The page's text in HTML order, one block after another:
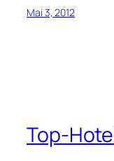
Mai 3, 2012
Top-